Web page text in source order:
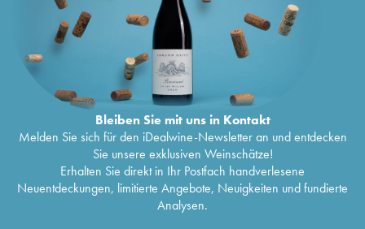
Bleiben Sie mit uns in Kontakt
Melden Sie sich für den iDealwine-Newsletter an und entdecken
Sie unsere exklusiven Weinschätze!
Erhalten Sie direkt in Ihr Postfach handverlesene
Neuentdeckungen, limitierte Angebote, Neuigkeiten und fundierte
Analysen.